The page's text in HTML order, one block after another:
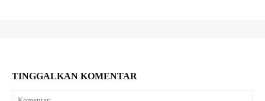
TINGGALKAN KOMENTAR